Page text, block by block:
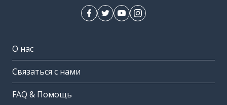
О нас
Связаться с нами
FAQ & Помощь